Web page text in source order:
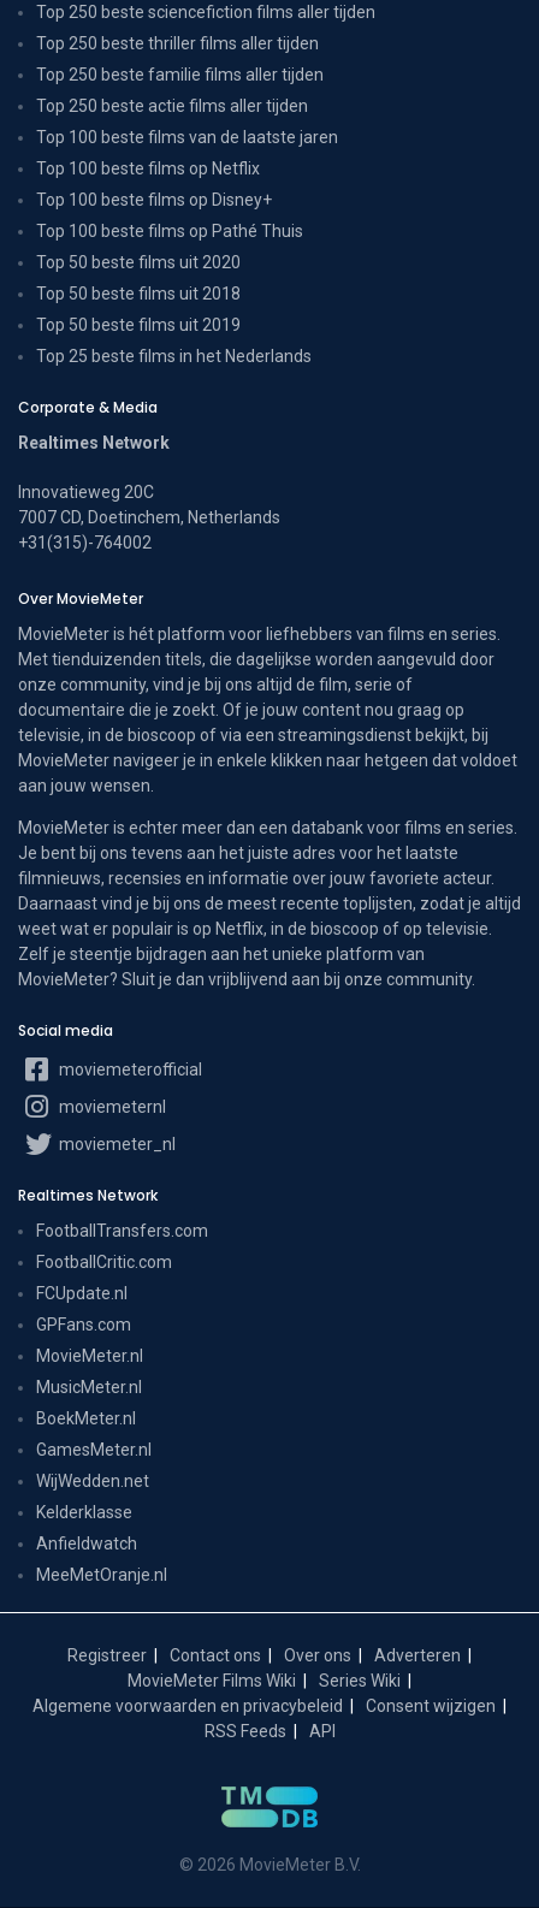
Top 250 beste sciencefiction films aller tijden
Top 250 beste thriller films aller tijden
Top 250 beste familie films aller tijden
Top 250 beste actie films aller tijden
Top 100 beste films van de laatste jaren
Top 100 beste films op Netflix
Top 100 beste films op Disney+
Top 100 beste films op Pathé Thuis
Top 50 beste films uit 2020
Top 50 beste films uit 2018
Top 50 beste films uit 2019
Top 25 beste films in het Nederlands
Corporate & Media
Realtimes Network
Innovatieweg 20C
7007 CD, Doetinchem, Netherlands
+31(315)-764002
Over MovieMeter
MovieMeter is hét platform voor liefhebbers van films en series.
Met tienduizenden titels, die dagelijkse worden aangevuld door
onze community, vind je bij ons altijd de film, serie of
documentaire die je zoekt. Of je jouw content nou graag op
televisie, in de bioscoop of via een streamingsdienst bekijkt, bij
MovieMeter navigeer je in enkele klikken naar hetgeen dat voldoet
aan jouw wensen.
MovieMeter is echter meer dan een databank voor films en series.
Je bent bij ons tevens aan het juiste adres voor het laatste
filmnieuws, recensies en informatie over jouw favoriete acteur.
Daarnaast vind je bij ons de meest recente toplijsten, zodat je altijd
weet wat er populair is op Netflix, in de bioscoop of op televisie.
Zelf je steentje bijdragen aan het unieke platform van
MovieMeter? Sluit je dan vrijblijvend aan bij onze community.
Social media
moviemeterofficial
moviemeternl
moviemeter_nl
Realtimes Network
FootballTransfers.com
FootballCritic.com
FCUpdate.nl
GPFans.com
MovieMeter.nl
MusicMeter.nl
BoekMeter.nl
GamesMeter.nl
WijWedden.net
Kelderklasse
Anfieldwatch
MeeMetOranje.nl
Registreer Contact ons Over ons
Adverteren
MovieMeter Films Wiki
Series Wiki
Algemene voorwaarden en privacybeleid
Consent wijzigen
RSS Feeds
API
© 2026 MovieMeter B.V.